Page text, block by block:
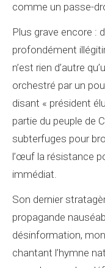
comme un passe-
Plus grave encore :
profondément
n’est rien d’autre
orchestré par un
disant « président
partie du peuple de
subterfuges pour
l’œuf la résistance
immédiat.
Son dernier
propagande
désinformation,
chantant l’hymne